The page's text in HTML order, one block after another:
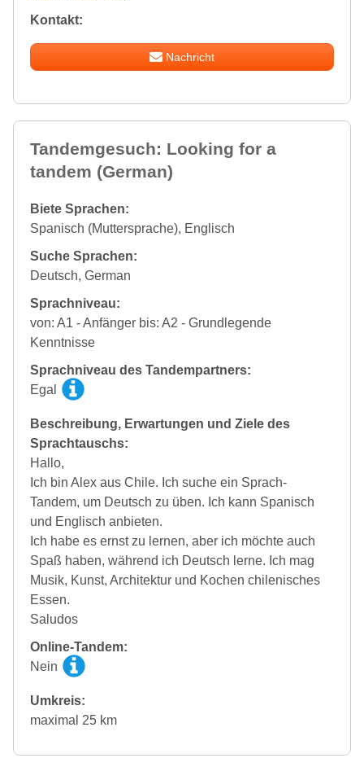
Kontakt:
Nachricht
Tandemgesuch: Looking for a
tandem (German)
Biete Sprachen:
Spanisch (Muttersprache), Englisch
Suche Sprachen:
Deutsch, German
Sprachniveau:
von: A1 - Anfänger bis: A2 - Grundlegende
Kenntnisse
Sprachniveau des Tandempartners:
Egal
Beschreibung, Erwartungen und Ziele des
Sprachtauschs:
Hallo,
Ich bin Alex aus Chile. Ich suche ein Sprach-
Tandem, um Deutsch zu üben. Ich kann Spanisch
und Englisch anbieten.
Ich habe es ernst zu lernen, aber ich möchte auch
Spaß haben, während ich Deutsch lerne. Ich mag
Musik, Kunst, Architektur und Kochen chilenisches
Essen.
Saludos
Online-Tandem:
Nein
Umkreis:
maximal 25 km